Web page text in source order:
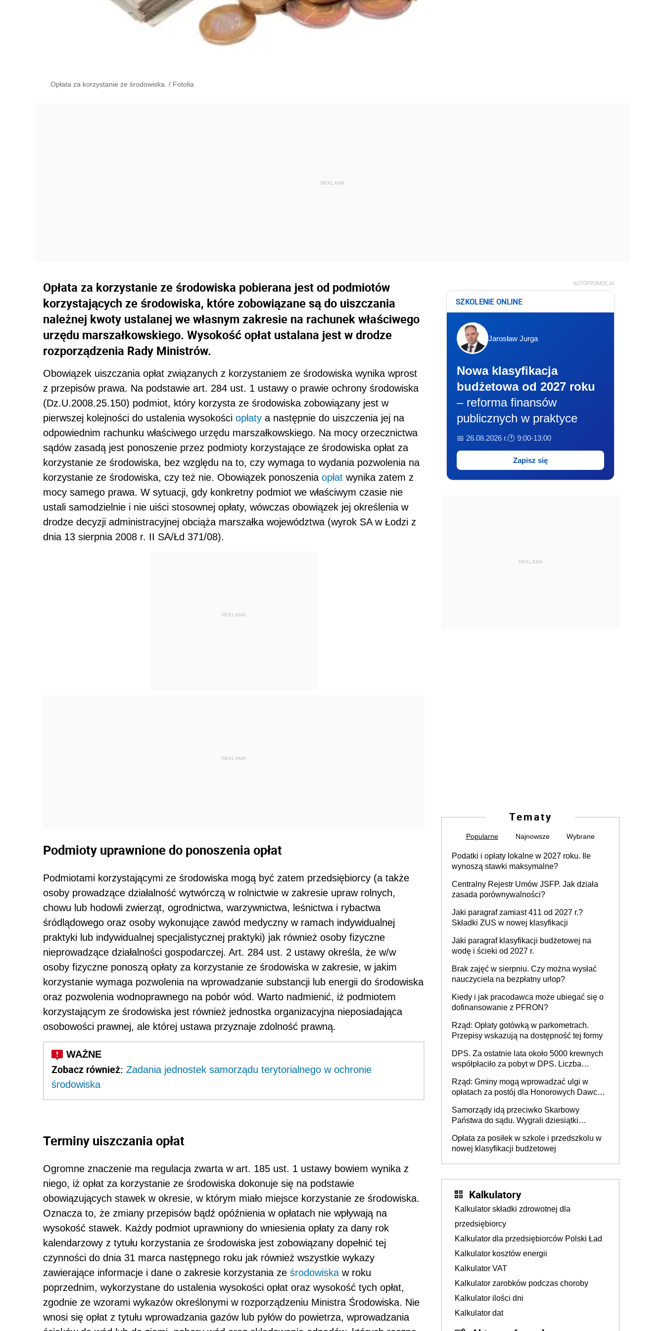
Opłata za korzystanie ze środowiska. / Fotolia
Opłata za korzystanie ze środowiska pobierana jest od podmiotów
korzystających ze środowiska, które zobowiązane są do uiszczania
należnej kwoty ustalanej we własnym zakresie na rachunek właściwego
urzędu marszałkowskiego. Wysokość opłat ustalana jest w drodze
rozporządzenia Rady Ministrów.
Obowiązek uiszczania opłat związanych z korzystaniem ze środowiska wynika wprost
z przepisów prawa. Na podstawie art. 284 ust. 1 ustawy o prawie ochrony środowiska
(Dz.U.2008.25.150) podmiot, który korzysta ze środowiska zobowiązany jest w
pierwszej kolejności do ustalenia wysokości opłaty a następnie do uiszczenia jej na
odpowiednim rachunku właściwego urzędu marszałkowskiego. Na mocy orzecznictwa
sądów zasadą jest ponoszenie przez podmioty korzystające ze środowiska opłat za
korzystanie ze środowiska, bez względu na to, czy wymaga to wydania pozwolenia na
korzystanie ze środowiska, czy też nie. Obowiązek ponoszenia opłat wynika zatem z
mocy samego prawa. W sytuacji, gdy konkretny podmiot we właściwym czasie nie
ustali samodzielnie i nie uiści stosownej opłaty, wówczas obowiązek jej określenia w
drodze decyzji administracyjnej obciąża marszałka województwa (wyrok SA w Łodzi z
dnia 13 sierpnia 2008 r. II SA/Łd 371/08).
REKLAMA
REKLAMA
Podmioty uprawnione do ponoszenia opłat
Podmiotami korzystającymi ze środowiska mogą być zatem przedsiębiorcy (a także
osoby prowadzące działalność wytwórczą w rolnictwie w zakresie upraw rolnych,
chowu lub hodowli zwierząt, ogrodnictwa, warzywnictwa, leśnictwa i rybactwa
śródlądowego oraz osoby wykonujące zawód medyczny w ramach indywidualnej
praktyki lub indywidualnej specjalistycznej praktyki) jak również osoby fizyczne
nieprowadzące działalności gospodarczej. Art. 284 ust. 2 ustawy określa, że w/w
osoby fizyczne ponoszą opłaty za korzystanie ze środowiska w zakresie, w jakim
korzystanie wymaga pozwolenia na wprowadzanie substancji lub energii do środowiska
oraz pozwolenia wodnoprawnego na pobór wód. Warto nadmienić, iż podmiotem
korzystającym ze środowiska jest również jednostka organizacyjna nieposiadająca
osobowości prawnej, ale której ustawa przyznaje zdolność prawną.
Zobacz również: Zadania jednostek samorządu terytorialnego w ochronie
środowiska
Terminy uiszczania opłat
Ogromne znaczenie ma regulacja zwarta w art. 185 ust. 1 ustawy bowiem wynika z
niego, iż opłat za korzystanie ze środowiska dokonuje się na podstawie
obowiązujących stawek w okresie, w którym miało miejsce korzystanie ze środowiska.
Oznacza to, że zmiany przepisów bądź opóźnienia w opłatach nie wpływają na
wysokość stawek. Każdy podmiot uprawniony do wniesienia opłaty za dany rok
kalendarzowy z tytułu korzystania ze środowiska jest zobowiązany dopełnić tej
czynności do dnia 31 marca następnego roku jak również wszystkie wykazy
zawierające informacje i dane o zakresie korzystania ze środowiska w roku
poprzednim, wykorzystane do ustalenia wysokości opłat oraz wysokość tych opłat,
zgodnie ze wzorami wykazów określonymi w rozporządzeniu Ministra Środowiska. Nie
wnosi się opłat z tytułu wprowadzania gazów lub pyłów do powietrza, wprowadzania
AUTOPROMOCJA
SZKOLENIE ONLINE
Jarosław Jurga
Nowa klasyfikacja
budżetowa od 2027 roku
– reforma finansów
publicznych w praktyce
📅 26.08.2026 r.🕐 9:00-13:00
Zapisz się
REKLAMA
Tematy
Popularne Najnowsze Wybrane
Podatki i opłaty lokalne w 2027 roku. Ile
wynoszą stawki maksymalne?
Centralny Rejestr Umów JSFP. Jak działa
zasada porównywalności?
Jaki paragraf zamiast 411 od 2027 r.?
Składki ZUS w nowej klasyfikacji
Jaki paragraf klasyfikacji budżetowej na
wodę i ścieki od 2027 r.
Brak zajęć w sierpniu. Czy można wysłać
nauczyciela na bezpłatny urlop?
Kiedy i jak pracodawca może ubiegać się o
dofinansowanie z PFRON?
Rząd: Opłaty gotówką w parkometrach.
Przepisy wskazują na dostępność tej formy
DPS. Za ostatnie lata około 5000 krewnych
współpłaciło za pobyt w DPS. Liczba
Rząd: Gminy mogą wprowadzać ulgi w
opłatach za postój dla Honorowych Dawców
Samorządy idą przeciwko Skarbowy
Państwa do sądu. Wygrali dziesiątki
Opłata za posiłek w szkole i przedszkolu w
nowej klasyfikacji budżetowej
Kalkulatory
Kalkulator składki zdrowotnej dla
przedsiębiorcy
Kalkulator dla przedsiębiorców Polski Ład
Kalkulator kosztów energii
Kalkulator VAT
Kalkulator zarobków podczas choroby
Kalkulator ilości dni
Kalkulator dat